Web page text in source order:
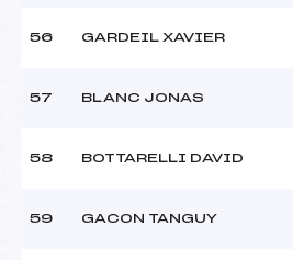
56 GARDEIL XAVIER
57 BLANC JONAS
58 BOTTARELLI DAVID
59 GACON TANGUY